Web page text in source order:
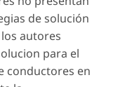
de solución
los autores
para el
conductores en